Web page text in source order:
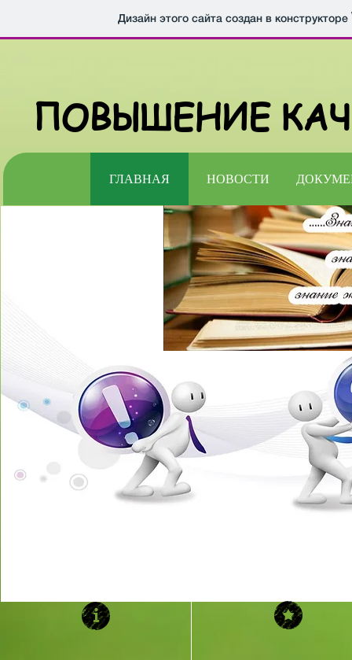
Дизайн этого сайта создан в конструкторе
ПОВЫШЕНИЕ
ГЛАВНАЯ НОВОСТИ